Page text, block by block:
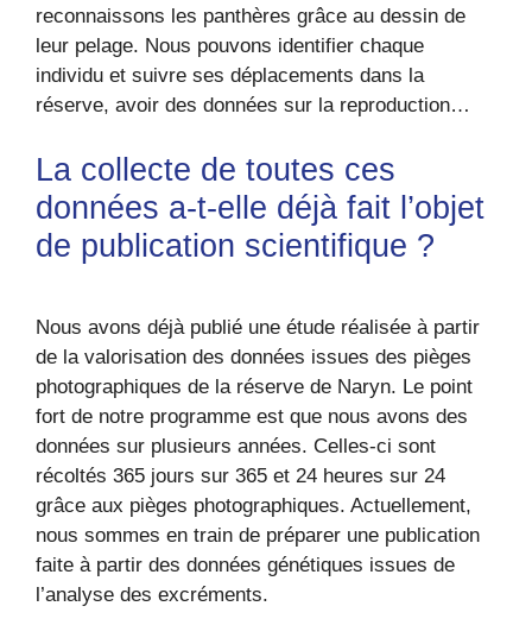
reconnaissons les panthères grâce au dessin de
leur pelage. Nous pouvons identifier chaque
individu et suivre ses déplacements dans la
réserve, avoir des données sur la reproduction…
La collecte de toutes ces
données a-t-elle déjà fait l’objet
de publication scientifique ?
Nous avons déjà publié une étude réalisée à partir
de la valorisation des données issues des pièges
photographiques de la réserve de Naryn. Le point
fort de notre programme est que nous avons des
données sur plusieurs années. Celles-ci sont
récoltés 365 jours sur 365 et 24 heures sur 24
grâce aux pièges photographiques. Actuellement,
nous sommes en train de préparer une publication
faite à partir des données génétiques issues de
l’analyse des excréments.